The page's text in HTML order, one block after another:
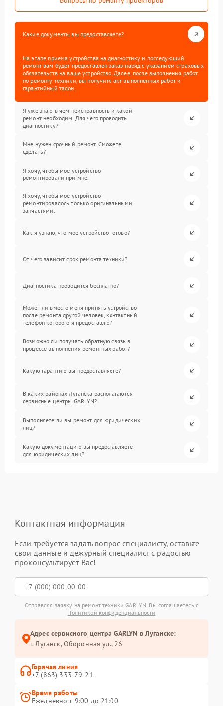
Какие документы вы предоставляете?
На этапе приема устройства на диагностику и последующий
ремонт вам будет предоставлен заказ-наряд с указанием страховых
обязательств на ваше устройство. Далее, после выполнения работ
по ремонту техники, вы получите акт выполненных работ и
гарантийный талон.
Я уже знаю в чем неисправность и какой
ремонт необходим. Для чего проводить
диагностику?
Мне нужен срочный ремонт. Сможете
сделать?
Я хочу, чтобы мое устройство
ремонтировали при мне.
Я хочу, чтобы мое устройство
ремонтировалось только оригинальными
запчастями.
Как я узнаю, что мое устройство готово?
От чего зависит срок ремонта техники?
Диагностика проводится бесплатно?
Может ли вместо меня принять устройство
после ремонта другой человек, контактный
телефон которого я предоставлю?
Возможно ли получать обратную связь в
процессе выполнения ремонтных работ?
Какую гарантию вы предоставляете?
В каких районах Луганска располагаются
сервисные центры GARLYN?
Выполняете ли вы ремонт для юридических
лиц?
Какую документацию вы предоставляете
для юридических лиц?
Контактная информация
Если требуется задать вопрос специалисту, оставьте
свои данные и дежурный специалист с радостью
проконсультирует Вас!
Отправляя заявку на ремонт техники GARLYN, Вы соглашаетесь с
Политикой конфиденциальности
Адрес сервисного центра GARLYN в Луганске:
г. Луганск, Оборонная ул., 26
Горячая линия
+7 (863) 333-79-21
Время работы
Ежедневно с 9:00 до 21:00